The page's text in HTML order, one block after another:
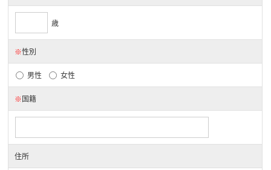
歳
※性別
男性 女性
※国籍
住所